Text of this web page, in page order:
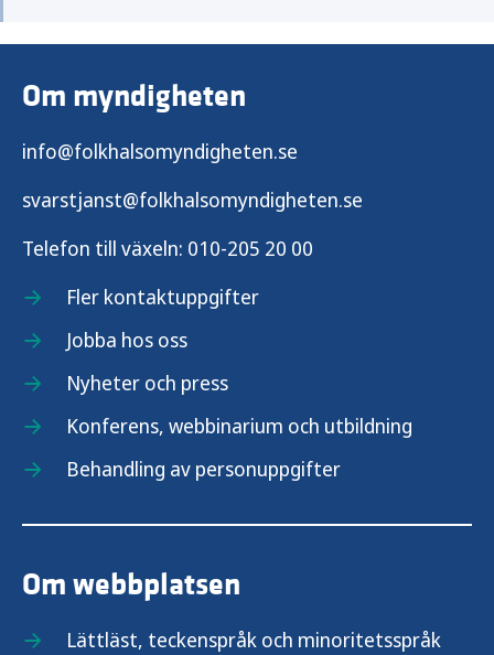
Om myndigheten
info@folkhalsomyndigheten.se
svarstjanst@folkhalsomyndigheten.se
Telefon till växeln: 010-205 20 00
Fler kontaktuppgifter
Jobba hos oss
Nyheter och press
Konferens, webbinarium och utbildning
Behandling av personuppgifter
Om webbplatsen
Lättläst, teckenspråk och minoritetsspråk